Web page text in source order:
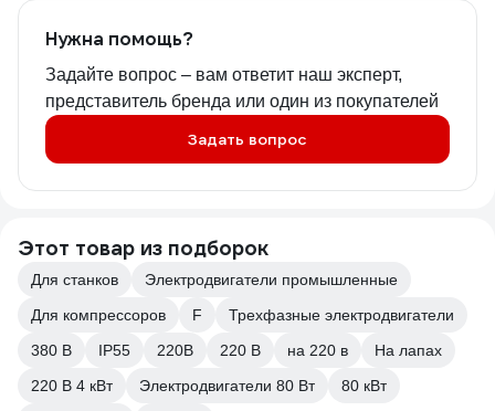
Нужна помощь?
Задайте вопрос – вам ответит наш эксперт,
представитель бренда или один из покупателей
Задать вопрос
Этот товар из подборок
Для станков
Электродвигатели промышленные
Для компрессоров
F
Трехфазные электродвигатели
380 В
IP55 220В 220 В на 220 в
На лапах
220 В 4 кВт
Электродвигатели 80 Вт
80 кВт